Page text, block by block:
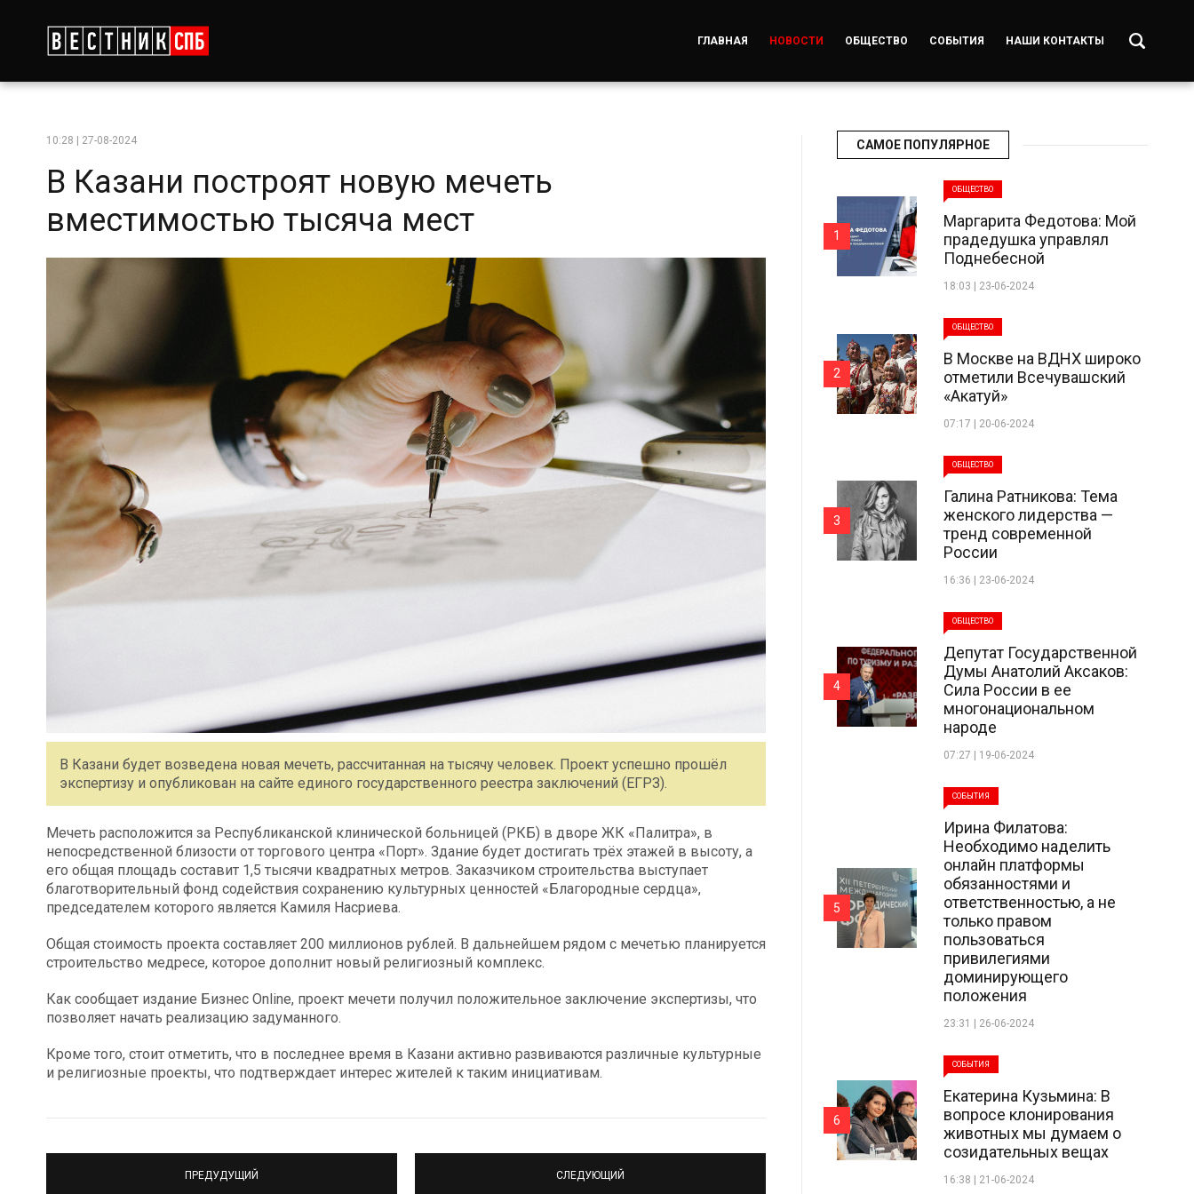
ГЛАВНАЯ НОВОСТИ ОБЩЕСТВО СОБЫТИЯ НАШИ КОНТАКТЫ
10:28 | 27-08-2024
В Казани построят новую мечеть
вместимостью тысяча мест
В Казани будет возведена новая мечеть, рассчитанная на тысячу человек. Проект успешно прошёл
экспертизу и опубликован на сайте единого государственного реестра заключений (ЕГРЗ).
Мечеть расположится за Республиканской клинической больницей (РКБ) в дворе ЖК «Палитра», в
непосредственной близости от торгового центра «Порт». Здание будет достигать трёх этажей в высоту, а
его общая площадь составит 1,5 тысячи квадратных метров. Заказчиком строительства выступает
благотворительный фонд содействия сохранению культурных ценностей «Благородные сердца»,
председателем которого является Камиля Насриева.
Общая стоимость проекта составляет 200 миллионов рублей. В дальнейшем рядом с мечетью планируется
строительство медресе, которое дополнит новый религиозный комплекс.
Как сообщает издание Бизнес Online, проект мечети получил положительное заключение экспертизы, что
позволяет начать реализацию задуманного.
Кроме того, стоит отметить, что в последнее время в Казани активно развиваются различные культурные
и религиозные проекты, что подтверждает интерес жителей к таким инициативам.
ПРЕДУДУЩИЙ СЛЕДУЮЩИЙ
САМОЕ ПОПУЛЯРНОЕ
ОБЩЕСТВО
Маргарита Федотова: Мой
прадедушка управлял
Поднебесной
18:03 | 23-06-2024
1
ОБЩЕСТВО
В Москве на ВДНХ широко
отметили Всечувашский
«Акатуй»
07:17 | 20-06-2024
2
ОБЩЕСТВО
Галина Ратникова: Тема
женского лидерства —
тренд современной
России
16:36 | 23-06-2024
3
ОБЩЕСТВО
Депутат Государственной
Думы Анатолий Аксаков:
Сила России в ее
многонациональном
народе
07:27 | 19-06-2024
4
СОБЫТИЯ
Ирина Филатова:
Необходимо наделить
онлайн платформы
обязанностями и
ответственностью, а не
только правом
пользоваться
привилегиями
доминирующего
положения
23:31 | 26-06-2024
5
СОБЫТИЯ
Екатерина Кузьмина: В
вопросе клонирования
животных мы думаем о
созидательных вещах
16:38 | 21-06-2024
6